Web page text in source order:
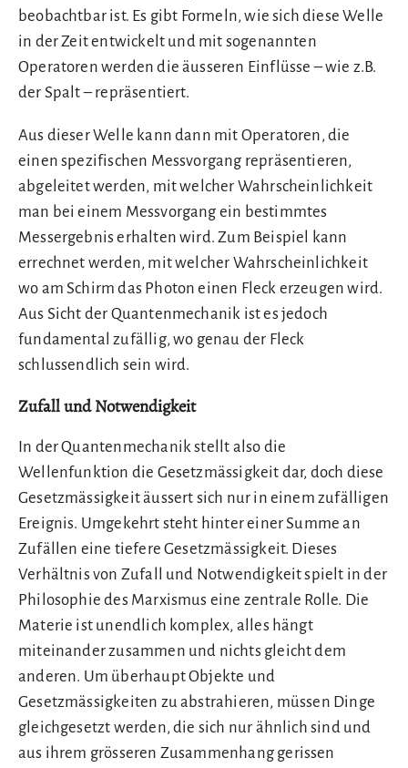
beobachtbar ist. Es gibt Formeln, wie sich diese Welle
in der Zeit entwickelt und mit sogenannten
Operatoren werden die äusseren Einflüsse – wie z.B.
der Spalt – repräsentiert.
Aus dieser Welle kann dann mit Operatoren, die
einen spezifischen Messvorgang repräsentieren,
abgeleitet werden, mit welcher Wahrscheinlichkeit
man bei einem Messvorgang ein bestimmtes
Messergebnis erhalten wird. Zum Beispiel kann
errechnet werden, mit welcher Wahrscheinlichkeit
wo am Schirm das Photon einen Fleck erzeugen wird.
Aus Sicht der Quantenmechanik ist es jedoch
fundamental zufällig, wo genau der Fleck
schlussendlich sein wird.
Zufall und Notwendigkeit
In der Quantenmechanik stellt also die
Wellenfunktion die Gesetzmässigkeit dar, doch diese
Gesetzmässigkeit äussert sich nur in einem zufälligen
Ereignis. Umgekehrt steht hinter einer Summe an
Zufällen eine tiefere Gesetzmässigkeit. Dieses
Verhältnis von Zufall und Notwendigkeit spielt in der
Philosophie des Marxismus eine zentrale Rolle. Die
Materie ist unendlich komplex, alles hängt
miteinander zusammen und nichts gleicht dem
anderen. Um überhaupt Objekte und
Gesetzmässigkeiten zu abstrahieren, müssen Dinge
gleichgesetzt werden, die sich nur ähnlich sind und
aus ihrem grösseren Zusammenhang gerissen